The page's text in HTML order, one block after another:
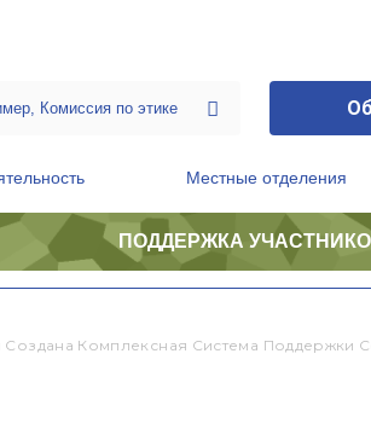
Местные отделения
ПОДДЕРЖКА
Комплексная Система Поддержки